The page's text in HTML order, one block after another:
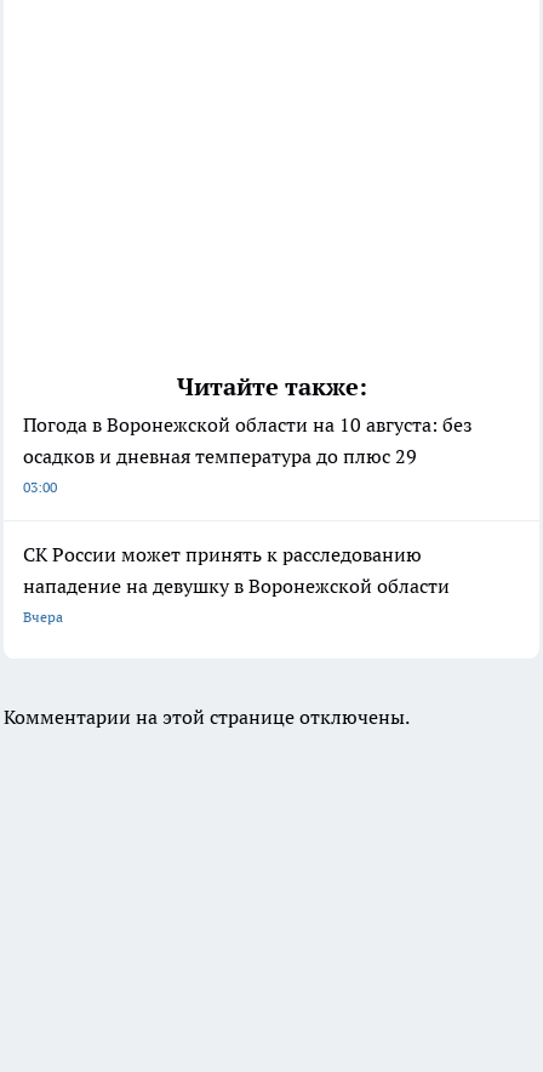
Читайте также:
Погода в Воронежской области на 10 августа: без
осадков и дневная температура до плюс 29
03:00
СК России может принять к расследованию
нападение на девушку в Воронежской области
Вчера
Комментарии на этой странице отключены.